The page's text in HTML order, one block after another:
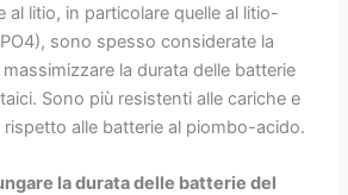
al litio, in particolare quelle al litio-
sono spesso considerate la
la durata delle batterie
Sono più resistenti alle cariche e
alle batterie al piombo-acido.
la durata delle batterie del